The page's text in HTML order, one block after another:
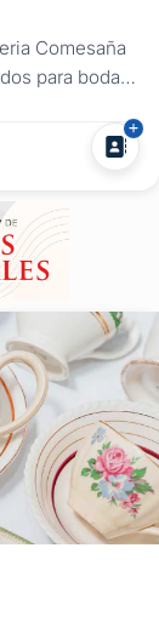
Comesaña
para bodas
floral
que